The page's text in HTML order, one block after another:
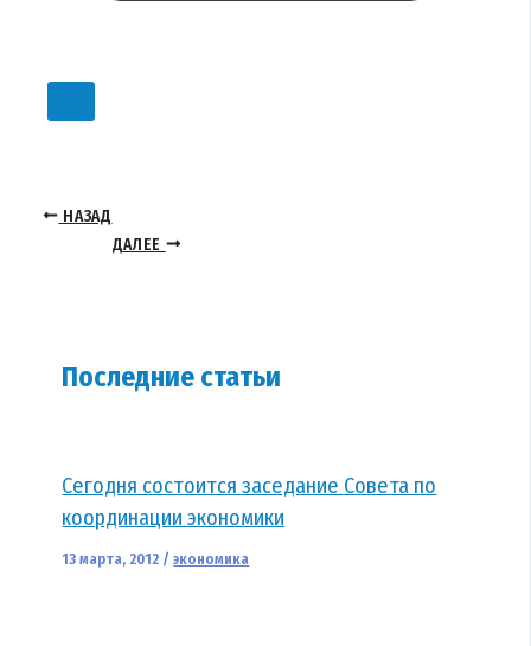
НАЗАД
ДАЛЕЕ
Последние статьи
Сегодня состоится заседание Совета по
координации экономики
13 марта, 2012 /экономика